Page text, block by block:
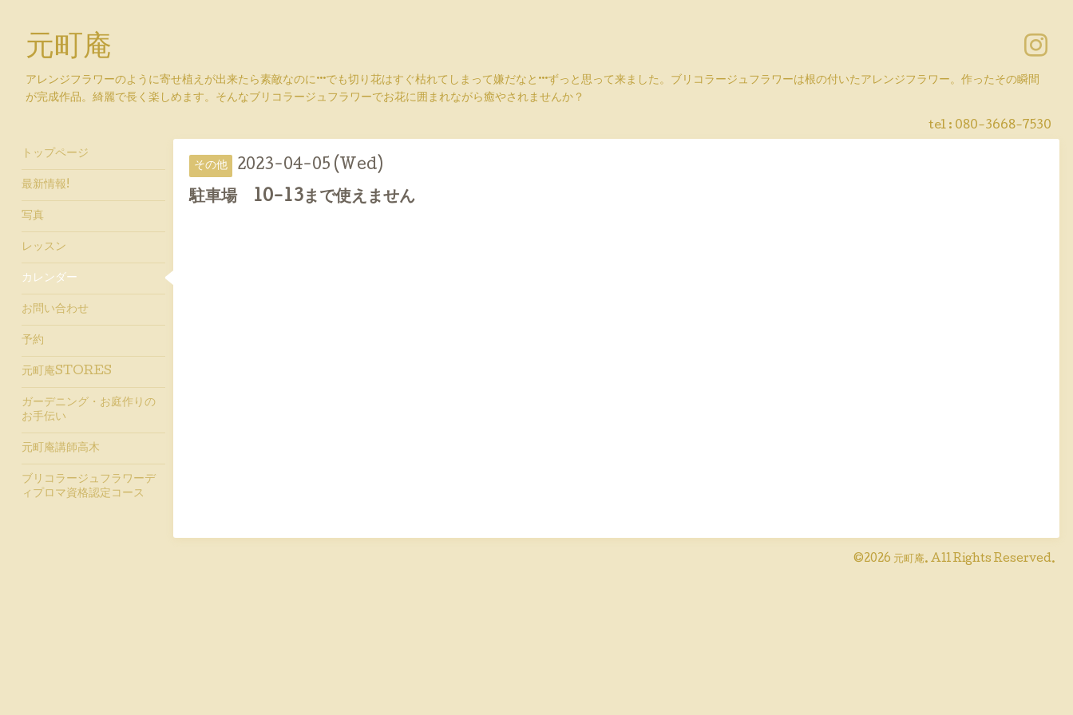
元町庵
アレンジフラワーのように寄せ植えが出来たら素敵なのに···でも切り花はすぐ枯れてしまって嫌だなと···ずっと思って来ました。ブリコラージュフラワーは根の付いたアレンジフラワー。作ったその瞬間
が完成作品。綺麗で長く楽しめます。そんなブリコラージュフラワーでお花に囲まれながら癒やされませんか？
tel : 080-3668-7530
その他 2023-04-05 (Wed)
駐車場 10-13まで使えません
©2026 元町庵. All Rights Reserved.
トップページ
最新情報!
写真
レッスン
カレンダー
お問い合わせ
予約
元町庵STORES
ガーデニング・お庭作りの
お手伝い
元町庵講師高木
ブリコラージュフラワーデ
ィプロマ資格認定コース